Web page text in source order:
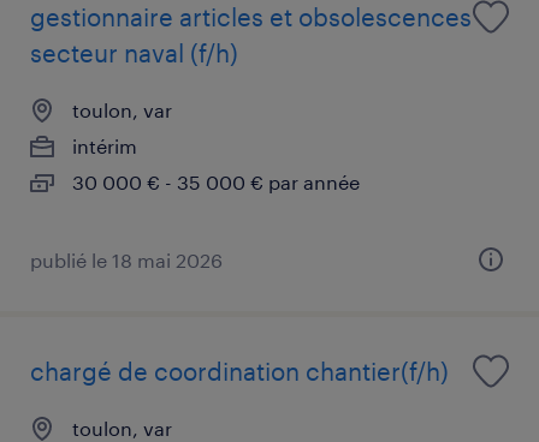
gestionnaire articles et obsolescences
secteur naval (f/h)
toulon, var
intérim
30 000 € - 35 000 € par année
publié le 18 mai 2026
chargé de coordination chantier(f/h)
toulon, var